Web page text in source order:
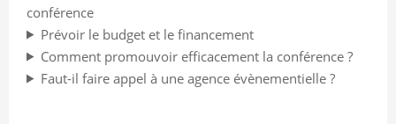
conférence
Prévoir le budget et le financement
Comment promouvoir efficacement la conférence ?
Faut-il faire appel à une agence évènementielle ?